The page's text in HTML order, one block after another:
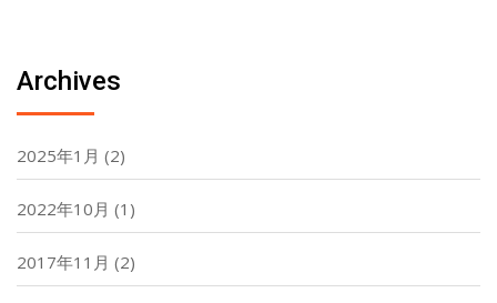
Archives
2025年1月 (2)
2022年10月 (1)
2017年11月 (2)